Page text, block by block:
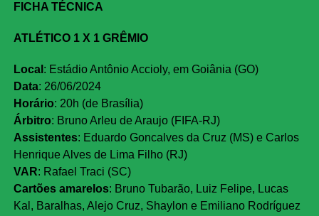
FICHA TÉCNICA
ATLÉTICO 1 X 1 GRÊMIO
Local : Estádio Antônio Accioly, em Goiânia (GO)
Data: 26/06/2024
Horário: 20h (de Brasília)
Árbitro: Bruno Arleu de Araujo (FIFA-RJ)
Assistentes: Eduardo Goncalves da Cruz (MS) e Carlos
Henrique Alves de Lima Filho (RJ)
VAR: Rafael Traci (SC)
Cartões amarelos: Bruno Tubarão, Luiz Felipe, Lucas
Kal, Baralhas, Alejo Cruz, Shaylon e Emiliano Rodríguez